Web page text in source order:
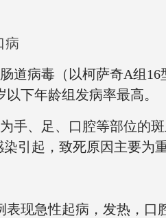
病
道病毒（以柯萨奇A组 16
以下年龄组发病率最高。
手、足、口腔等部位的
染引起，致死原因主要为
表现急性起病，发热，